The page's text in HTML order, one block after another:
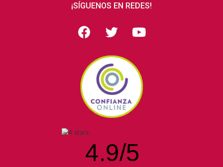
¡SÍGUENOS EN REDES!
4.9/5